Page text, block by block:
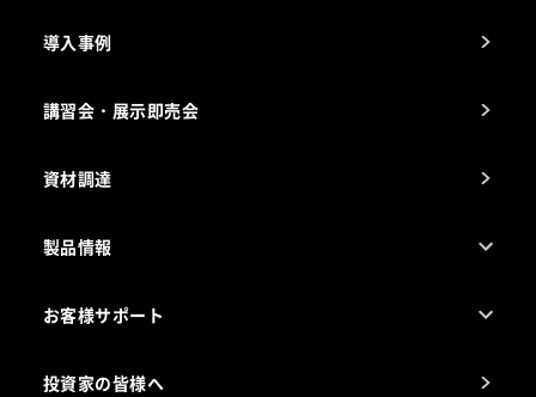
製品の開発
事業所一覧
導入事例
講習会・展示即売会
資材調達
製品情報
電気・ガス別厨房機器
お客様サポート
投資家の皆様へ